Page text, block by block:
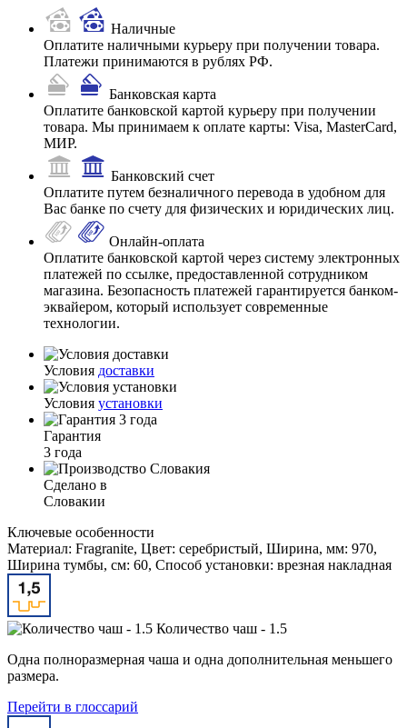
Наличные
Оплатите наличными курьеру при получении товара.
Платежи принимаются в рублях РФ.
Банковская карта
Оплатите банковской картой курьеру при получении
товара. Мы принимаем к оплате карты: Visa, MasterCard,
МИР.
Банковский счет
Оплатите путем безналичного перевода в удобном для
Вас банке по счету для физических и юридических лиц.
Онлайн-оплата
Оплатите банковской картой через систему электронных
платежей по ссылке, предоставленной сотрудником
магазина. Безопасность платежей гарантируется банком-
эквайером, который использует современные
технологии.
Условия доставки
Условия установки
Гарантия
3 года
Сделано в
Словакии
Ключевые особенности
Материал: Fragranite, Цвет: серебристый, Ширина, мм: 970,
Ширина тумбы, см: 60, Способ установки: врезная накладная
Количество чаш - 1.5
Одна полноразмерная чаша и одна дополнительная меньшего
размера.
Перейти в глоссарий